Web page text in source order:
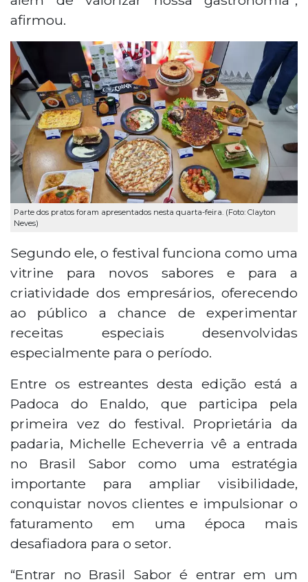
afirmou.
Parte dos pratos foram apresentados nesta quarta-feira. (Foto: Clayton
Neves)
Segundo ele, o festival funciona como uma
vitrine para novos sabores e para a
criatividade dos empresários, oferecendo
ao público a chance de experimentar
receitas especiais desenvolvidas
especialmente para o período.
Entre os estreantes desta edição está a
Padoca do Enaldo, que participa pela
primeira vez do festival. Proprietária da
padaria, Michelle Echeverria vê a entrada
no Brasil Sabor como uma estratégia
importante para ampliar visibilidade,
conquistar novos clientes e impulsionar o
faturamento em uma época mais
desafiadora para o setor.
“Entrar no Brasil Sabor é entrar em um